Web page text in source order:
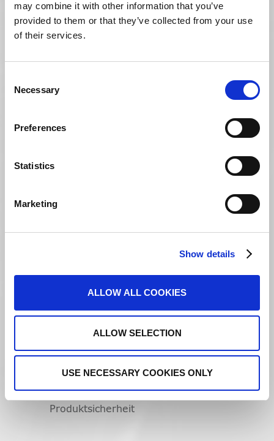
may combine it with other information that you’ve
provided to them or that they’ve collected from your use
of their services.
Selection
Necessary
Preferences
Statistics
Marketing
Show details
ALLOW ALL COOKIES
ALLOW SELECTION
USE NECESSARY COOKIES ONLY
Hier finden Sie denPflichttext zu
Entocort ®rektal, 2,3 mg Tabletten und
Flüssigkeit zur Herstellung einer
Produkte
Tillotts Budesonid
Erstattung Lagerwertverluste
Produktsicherheit